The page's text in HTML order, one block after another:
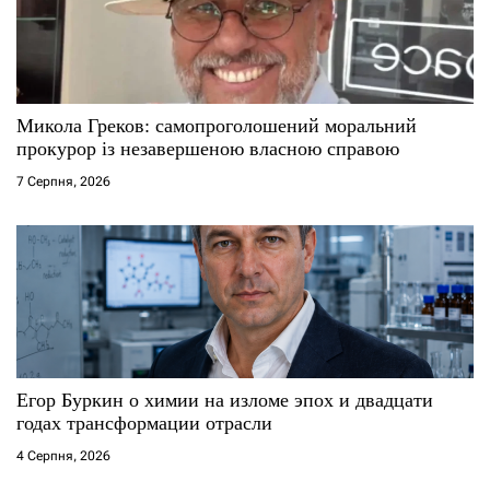
Микола Греков: самопроголошений моральний
прокурор із незавершеною власною справою
7 Серпня, 2026
Егор Буркин о химии на изломе эпох и двадцати
годах трансформации отрасли
4 Серпня, 2026